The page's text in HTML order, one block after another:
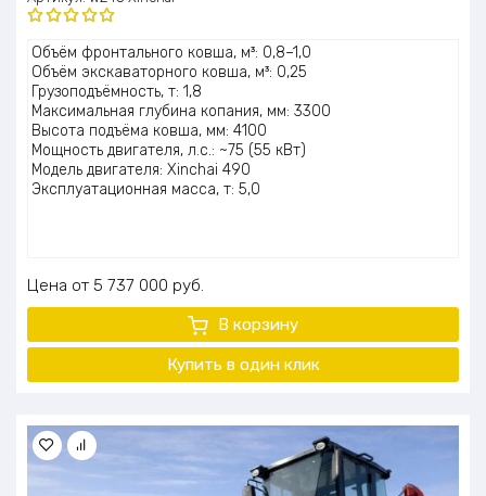
Оценка
5.00из 5
Объём фронтального ковша, м³: 0,8–1,0
Объём экскаваторного ковша, м³: 0,25
Грузоподъёмность, т: 1,8
Максимальная глубина копания, мм: 3300
Высота подъёма ковша, мм: 4100
Мощность двигателя, л.с.: ~75 (55 кВт)
Модель двигателя: Xinchai 490
Эксплуатационная масса, т: 5,0
Цена 5 737 000 руб.
В корзину
Купить в один клик